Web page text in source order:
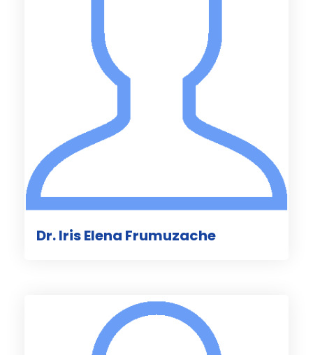
Dr. Iris Elena Frumuzache